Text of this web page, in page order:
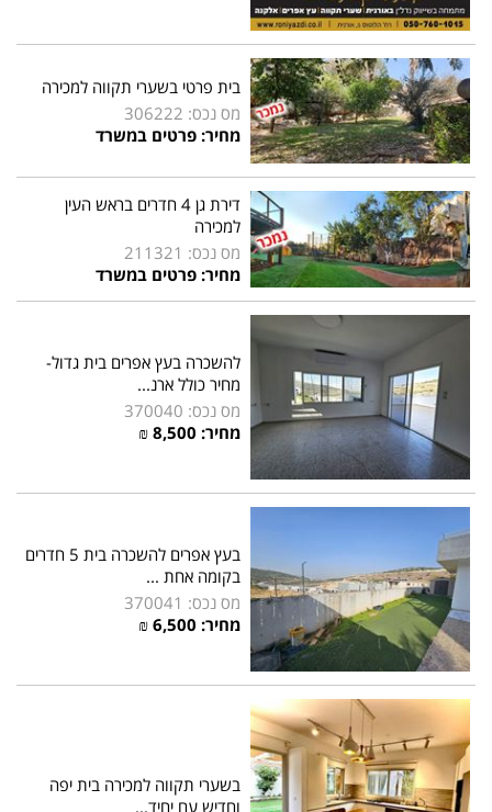
בית פרטי בשערי תקווה למכירה
מס נכס: 306222
מחיר: פרטים במשרד
דירת גן 4 חדרים בראש העין
למכירה
מס נכס: 211321
מחיר: פרטים במשרד
להשכרה בעץ אפרים בית גדול-
מחיר כולל ארנ...
מס נכס: 370040
מחיר: 8,500
₪
בעץ אפרים להשכרה בית 5 חדרים
בקומה אחת ...
מס נכס: 370041
מחיר: 6,500
₪
בשערי תקווה למכירה בית יפה
וחדיש עם יחיד...